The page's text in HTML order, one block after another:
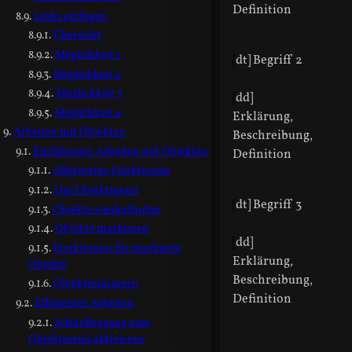
Links einfügen
Übersicht
Möglichkeit 1
Möglichkeit 2
Möglichkeit 3
Möglichkeit 4
Arbeiten mit Objekten
Einführung: Arbeiten mit Objekten
Allgemeine Funktionen
Das Objektmenü
Objekte wiederfinden
Objekte markieren
Funktionen für markierte
Objekte
Objektnummern
Effizienter Arbeiten
Schnellzugang zum
Objektmenü aktivieren
Definition
dt] Begriff 2
dd]
Erklärung,
Beschreibung,
Definition
dt] Begriff 3
dd]
Erklärung,
Beschreibung,
Definition